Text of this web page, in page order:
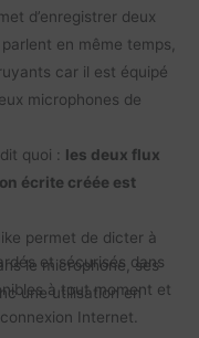
d’enregistrer deux
en même temps,
car il est équipé
microphones de
quoi : les deux flux
écrite créée est
permet de dicter à
le microphone, ses
une utilisation en
et sécurisés dans
à tout moment et
Internet.